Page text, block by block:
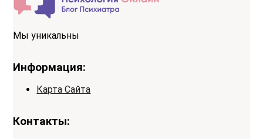
Мы уникальны
Информация:
Карта Сайта
Контакты: